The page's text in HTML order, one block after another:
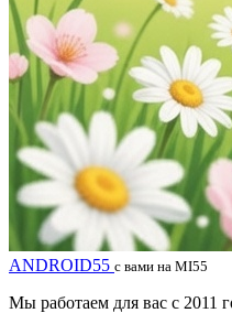
ANDROID55 с вами на MI55
Мы работаем для вас с 2011